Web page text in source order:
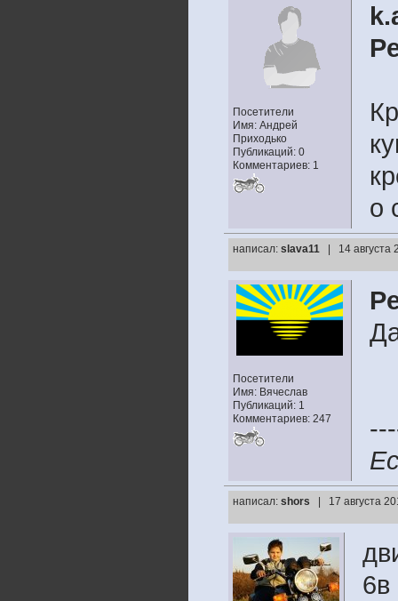
Посетители
Имя: Андрей
Приходько
Публикаций: 0
Комментариев: 1
о
написал: slava11 | 14
Посетители
Имя: Вячеслав
Публикаций: 1
Комментариев: 247
написал: shors | 17 августа